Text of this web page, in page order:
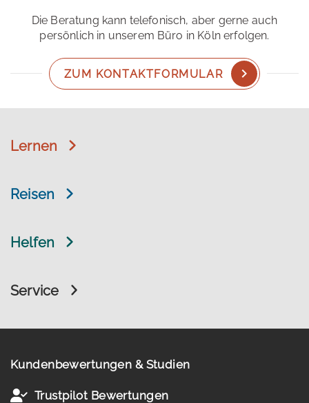
Die Beratung kann telefonisch, aber gerne auch
persönlich in unserem Büro in Köln erfolgen.
ZUM KONTAKTFORMULAR
Lernen
Reisen
Helfen
Service
Kundenbewertungen & Studien
Trustpilot Bewertungen